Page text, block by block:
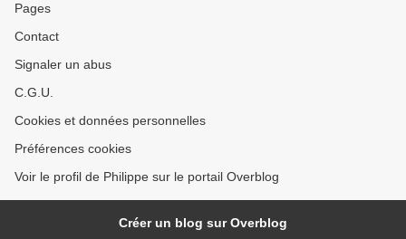
Pages
Contact
Signaler un abus
C.G.U.
Cookies et données personnelles
Préférences cookies
Voir le profil de Philippe sur le portail Overblog
Créer un blog sur Overblog